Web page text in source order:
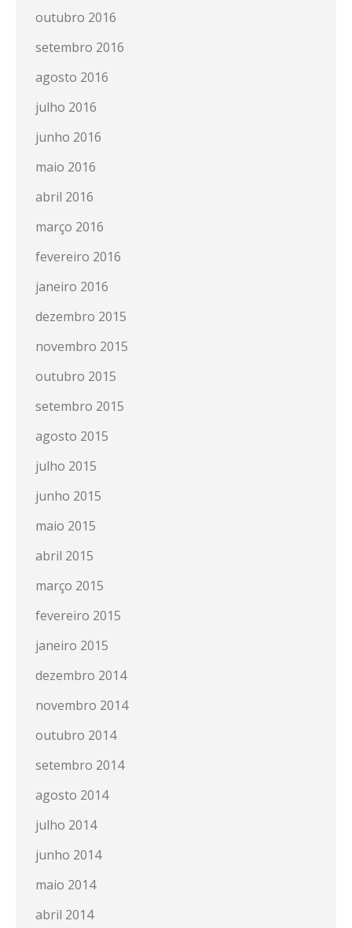
outubro 2016
setembro 2016
agosto 2016
julho 2016
junho 2016
maio 2016
abril 2016
março 2016
fevereiro 2016
janeiro 2016
dezembro 2015
novembro 2015
outubro 2015
setembro 2015
agosto 2015
julho 2015
junho 2015
maio 2015
abril 2015
março 2015
fevereiro 2015
janeiro 2015
dezembro 2014
novembro 2014
outubro 2014
setembro 2014
agosto 2014
julho 2014
junho 2014
maio 2014
abril 2014